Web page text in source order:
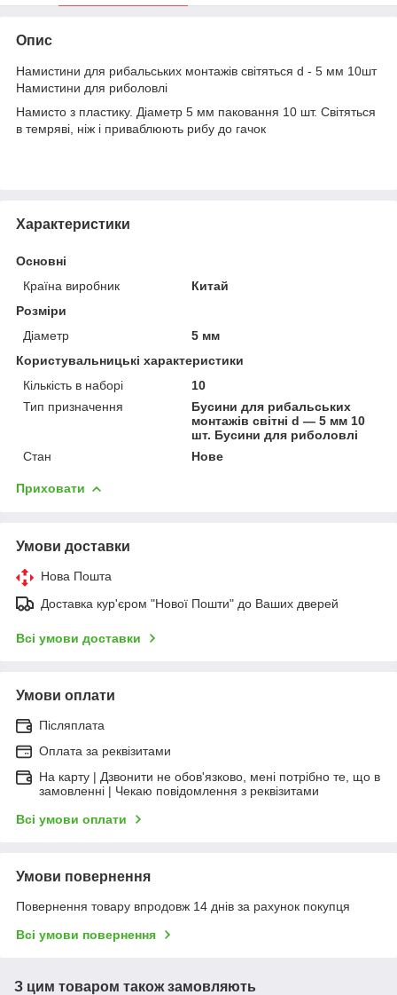
Опис
Намистини для рибальських монтажів світяться d - 5 мм 10шт
Намистини для риболовлі
Намисто з пластику. Діаметр 5 мм паковання 10 шт. Світяться
в темряві, ніж і приваблюють рибу до гачок
Характеристики
Основні
Країна виробник
Китай
Розміри
Діаметр
5 мм
Користувальницькі характеристики
Кількість в наборі
10
Тип призначення
Бусини для рибальських
монтажів світні d — 5 мм 10
шт. Бусини для риболовлі
Стан
Нове
Приховати
Умови доставки
Нова Пошта
Доставка кур'єром "Нової Пошти" до Ваших дверей
Всі умови доставки
Умови оплати
Післяплата
Оплата за реквізитами
На карту | Дзвонити не обов'язково, мені потрібно те, що в
замовленні | Чекаю повідомлення з реквізитами
Всі умови оплати
Умови повернення
Повернення товару впродовж 14 днів за рахунок покупця
Всі умови повернення
З цим товаром також замовляють